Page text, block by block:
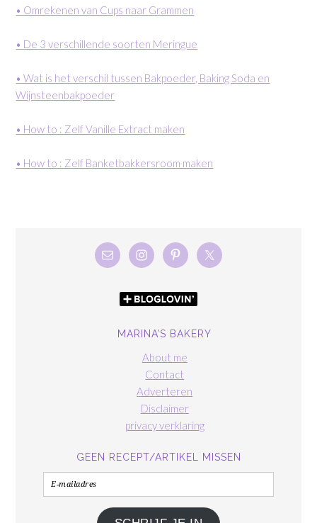
• Omrekenen van Cups naar Grammen
• De 3 verschillende soorten Meringue
• Wat is het verschil tussen Bakpoeder, Baking Soda en
Wijnsteenbakpoeder
• How to : Zelf Vanille Extract maken
• How to : Zelf Banketbakkersroom maken
MARINA’S BAKERY
About me
Contact
Adverteren
Disclaimer
privacy verklaring
GEEN RECEPT/ARTIKEL MISSEN
E-
mailadres